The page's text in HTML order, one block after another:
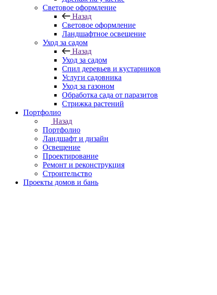
Световое оформление
Назад
Световое оформление
Ландшафтное освещение
Уход за садом
Назад
Уход за садом
Спил деревьев и кустарников
Услуги садовника
Уход за газоном
Обработка сада от паразитов
Стрижка растений
Портфолио
Назад
Портфолио
Ландшафт и дизайн
Освещение
Проектирование
Ремонт и реконструкция
Строительство
Проекты домов и бань